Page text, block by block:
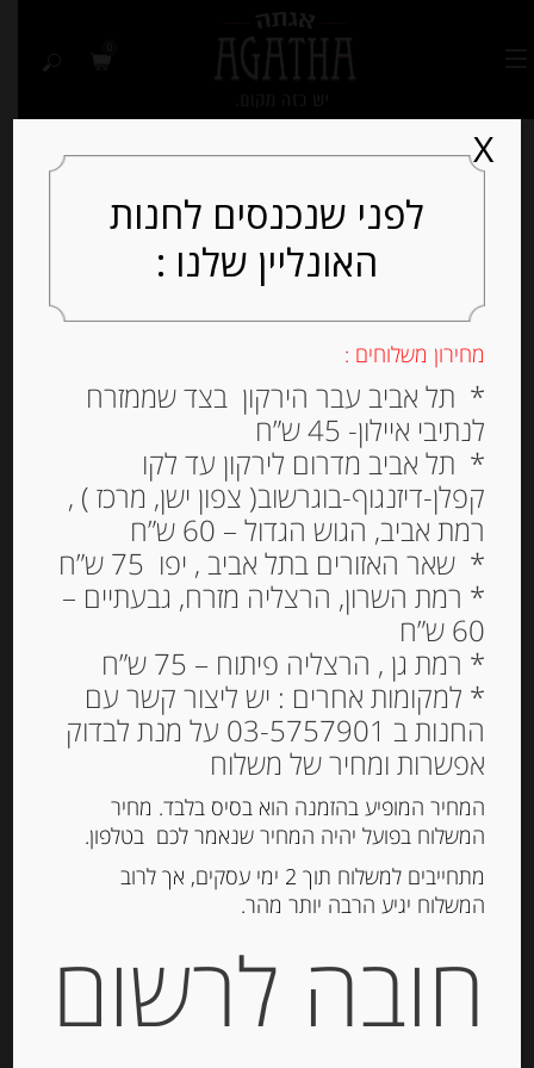
Out of
פסטה מקמח דורום
סמולינה “מנצ’יני”,פנה
PENNE
₪22.00
מחיר ל 100 גרם: 4.40 ש"ח
קטגוריה:פסטה יבשה ואורז
לפני שנכנסים לחנות
האונליין שלנו :
מחירון משלוחים :
* תל אביב עבר הירקון בצד שממזרח
לנתיבי איילון- 45 ש”ח
* תל אביב מדרום לירקון עד לקו
קפלן-דיזנגוף-בוגרשוב( צפון ישן, מרכז ) ,
רמת אביב, הגוש הגדול – 60 ש”ח
* שאר האזורים בתל אביב , יפו 75 ש”ח
* רמת השרון, הרצליה מזרח, גבעתיים –
60 ש”ח
* רמת גן , הרצליה פיתוח – 75 ש”ח
* למקומות אחרים : יש ליצור קשר עם
החנות ב 03-5757901 על מנת לבדוק
אפשרות ומחיר של משלוח
המחיר המופיע בהזמנה הוא בסיס בלבד. מחיר
המשלוח בפועל יהיה המחיר שנאמר לכם בטלפון.
מתחייבים למשלוח תוך 2 ימי עסקים, אך לרוב
המשלוח יגיע הרבה יותר מהר.
חובה לרשום
X